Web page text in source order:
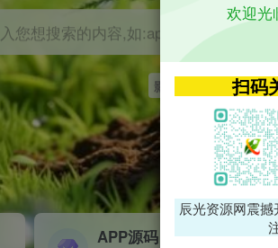
您想搜索的内容,如:app源码
影视 神马
APP源码
欢迎光
扫码
辰光资源网震